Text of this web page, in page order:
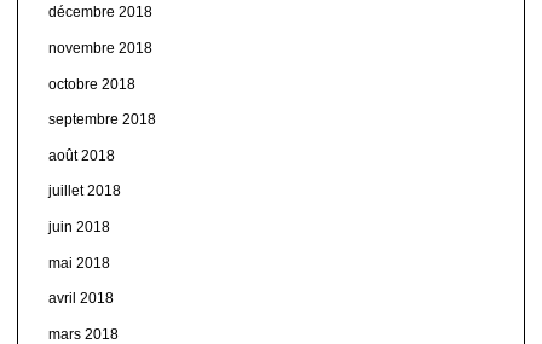
décembre 2018
novembre 2018
octobre 2018
septembre 2018
août 2018
juillet 2018
juin 2018
mai 2018
avril 2018
mars 2018